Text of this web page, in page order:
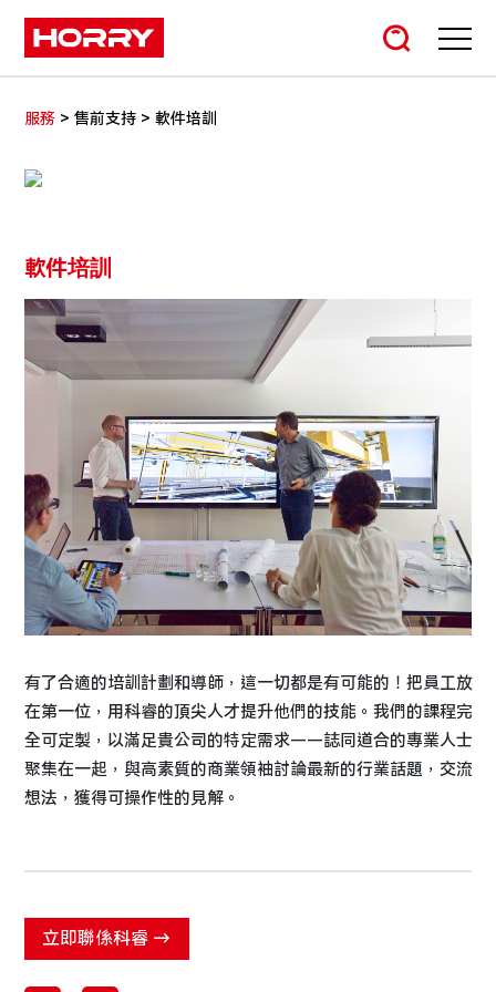
服務> 售前支持> 軟件培訓
軟件培訓
有了合適的培訓計劃和導師，這一切都是有可能的！把員工放
在第一位，用科睿的頂尖人才提升他們的技能。我們的課程完
全可定製，以滿足貴公司的特定需求——誌同道合的專業人士
聚集在一起，與高素質的商業領袖討論最新的行業話題，交流
想法，獲得可操作性的見解。
立即聯係科睿 →